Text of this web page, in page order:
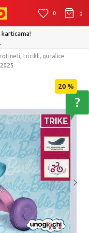
0 0
tricikli, guralice
20 %